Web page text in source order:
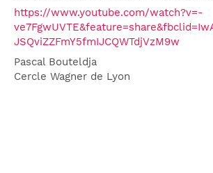
https://www.youtube.com/watch?v=-
JSQviZZFmY5fmIJCQWTdjVzM9w
Pascal Bouteldja
Cercle Wagner de Lyon